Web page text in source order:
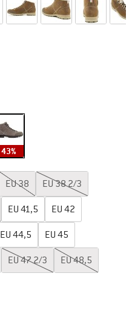
43%
EU38 EU38 2/3
EU 41,5 EU 42
EU 44,5 EU 45
EU47 2/3 EU48,5